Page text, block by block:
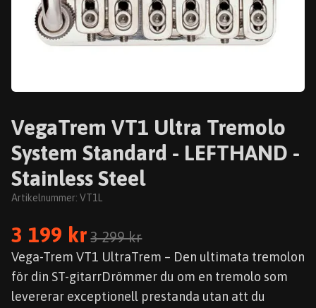
VegaTrem VT1 Ultra Tremolo
System Standard - LEFTHAND -
Stainless Steel
Artikelnummer: VT1L
3 199 kr 3 299 kr
Vega-Trem VT1 UltraTrem – Den ultimata tremolon
för din ST-gitarrDrömmer du om en tremolo som
levererar exceptionell prestanda utan att du